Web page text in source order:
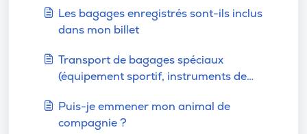
Les bagages enregistrés sont-ils inclus
dans mon billet
Transport de bagages spéciaux
(équipement sportif, instruments de
Puis-je emmener mon animal de
compagnie ?